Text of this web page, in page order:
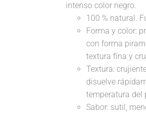
intenso color negro.
100 % natural.
Forma y color:
con forma
textura fina y
Textura:
disuelve
temperatura del
Sabor: sutil,